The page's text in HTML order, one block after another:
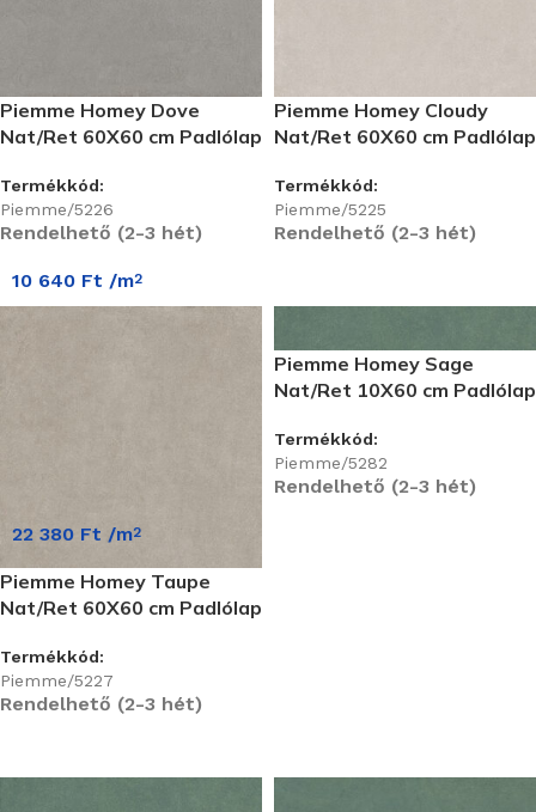
Piemme Homey Dove
Nat/Ret 60X60 cm Padlólap
Termékkód:
Piemme/5226
Rendelhető (2-3 hét)
Piemme Homey Cloudy
Nat/Ret 60X60 cm Padlólap
Termékkód:
Piemme/5225
Rendelhető (2-3 hét)
10 640 Ft /m2
Piemme Homey Taupe
Nat/Ret 60X60 cm Padlólap
Termékkód:
Piemme/5227
Rendelhető (2-3 hét)
Piemme Homey Sage
Nat/Ret 10X60 cm Padlólap
Termékkód:
Piemme/5282
Rendelhető (2-3 hét)
22 380 Ft /m2